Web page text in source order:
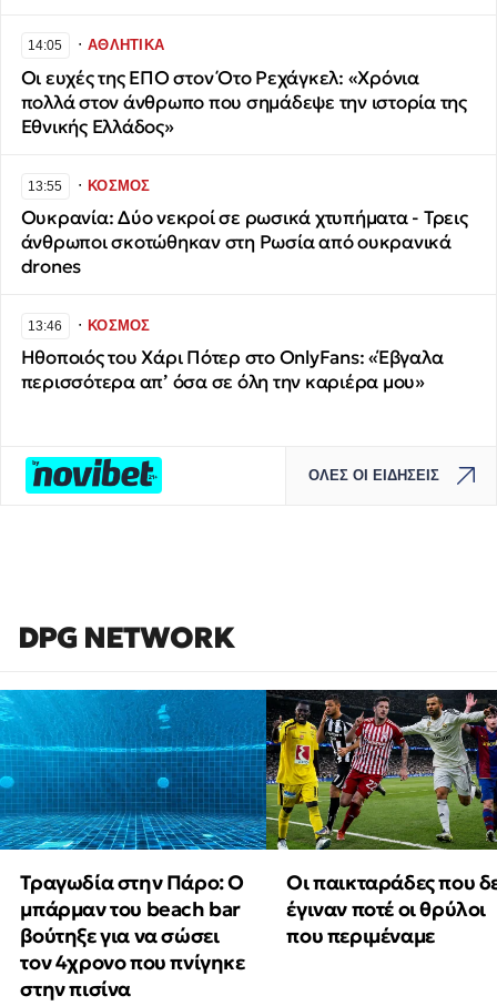
14:05 ∙ΑΘΛΗΤΙΚΑ
Οι ευχές της ΕΠΟ στον Ότο Ρεχάγκελ: «Χρόνια
πολλά στον άνθρωπο που σημάδεψε την ιστορία της
Εθνικής Ελλάδος»
13:55 ∙ΚΟΣΜΟΣ
Ουκρανία: Δύο νεκροί σε ρωσικά χτυπήματα - Τρεις
άνθρωποι σκοτώθηκαν στη Ρωσία από ουκρανικά
drones
13:46 ∙ΚΟΣΜΟΣ
Ηθοποιός του Χάρι Πότερ στο OnlyFans: «Έβγαλα
περισσότερα απ’ όσα σε όλη την καριέρα μου»
ΟΛΕΣ ΟΙ ΕΙΔΗΣΕΙΣ
DPG NETWORK
Τραγωδία στην Πάρο: Ο
μπάρμαν του beach bar
βούτηξε για να σώσει
τον 4χρονο που πνίγηκε
στην πισίνα
Οι παικταράδες που
έγιναν ποτέ οι θρύλοι
που περιμέναμε